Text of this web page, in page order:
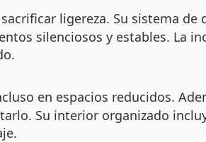
ligereza. Su sistema de
silenciosos y estables. La
en espacios reducidos.
Su interior organizado